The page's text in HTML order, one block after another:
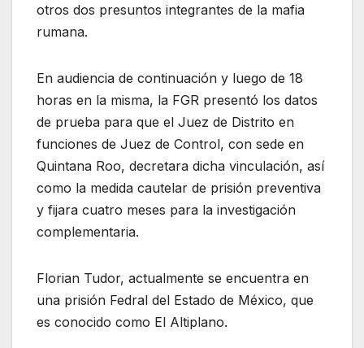
otros dos presuntos integrantes de la mafia
rumana.
En audiencia de continuación y luego de 18
horas en la misma, la FGR presentó los datos
de prueba para que el Juez de Distrito en
funciones de Juez de Control, con sede en
Quintana Roo, decretara dicha vinculación, así
como la medida cautelar de prisión preventiva
y fijara cuatro meses para la investigación
complementaria.
Florian Tudor, actualmente se encuentra en
una prisión Fedral del Estado de México, que
es conocido como El Altiplano.